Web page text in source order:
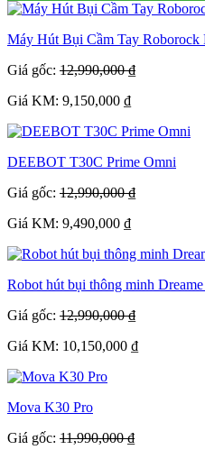
Máy Hút Bụi Cầm Tay Roborock
Giá gốc: 12,990,000 ₫
Giá KM: 9,150,000 ₫
DEEBOT T30C Prime Omni
Giá gốc: 12,990,000 ₫
Giá KM: 9,490,000 ₫
Robot hút bụi thông minh
Giá gốc: 12,990,000 ₫
Giá KM: 10,150,000 ₫
Mova K30 Pro
Giá gốc: 11,990,000 ₫